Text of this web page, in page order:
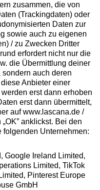
zusammen, die von
(Trackingdaten) oder
Daten zur
sowie auch zu eigenen
/ zu Zwecken Dritter
erfordert nicht nur die
die Übermittlung deiner
auch deren
Anbieter einer
erst dann erhoben
erst dann übermittelt,
auf www.lascana.de /
anklickst. Bei den
folgenden Unternehmen:
Google Ireland Limited,
Limited, TikTok
Pinterest Europe
GmbH